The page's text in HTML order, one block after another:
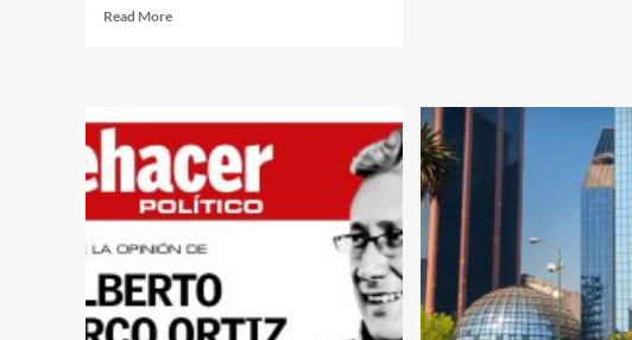
Read MoreRead
Político
en
las
finanzas
Desentrañando
a
través///Pedro
Tiburcio///Semana
APROVECHAR
EL
AGUA